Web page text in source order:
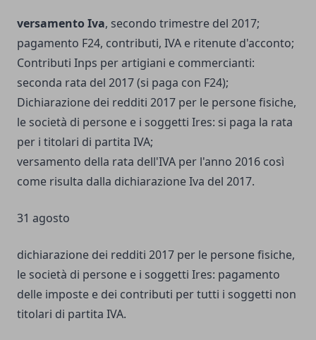
versamento Iva, secondo trimestre del 2017;
pagamento F24, contributi, IVA e ritenute d'acconto;
Contributi Inps per artigiani e commercianti:
seconda rata del 2017 (si paga con F24);
Dichiarazione dei redditi 2017 per le persone fisiche,
le società di persone e i soggetti Ires: si paga la rata
per i titolari di partita IVA;
versamento della rata dell'IVA per l'anno 2016 così
come risulta dalla dichiarazione Iva del 2017.
31 agosto
dichiarazione dei redditi 2017 per le persone fisiche,
le società di persone e i soggetti Ires: pagamento
delle imposte e dei contributi per tutti i soggetti non
titolari di partita IVA.